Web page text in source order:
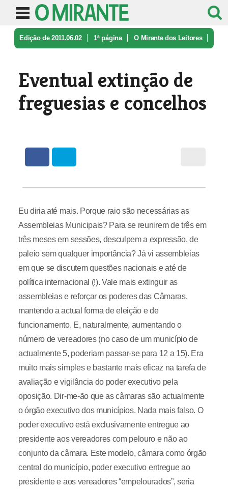
Edição de 2011.06.02 1ª página O Mirante dos Leitores
Eventual extinção de
freguesias e concelhos
Eu diria até mais. Porque raio são necessárias as
Assembleias Municipais? Para se reunirem de três em
três meses em sessões, desculpem a expressão, de
paleio sem qualquer importância? Já vi assembleias
em que se discutem questões nacionais e até de
política internacional (!). Vale mais extinguir as
assembleias e reforçar os poderes das Câmaras,
mantendo a actual forma de eleição e de
funcionamento. E, naturalmente, aumentando o
número de vereadores (no caso de um município de
actualmente 5, poderiam passar-se para 12 a 15). Era
muito mais simples e bastante mais eficaz na tarefa de
avaliação e vigilância do poder executivo pela
oposição. Dir-me-ão que as câmaras são actualmente
o órgão executivo dos municípios. Nada mais falso. O
poder executivo está exclusivamente entregue ao
presidente aos vereadores com pelouro e não ao
conjunto da câmara. Este modelo, câmara como órgão
central do município, poder executivo entregue ao
presidente e aos vereadores “empelourados”, seria